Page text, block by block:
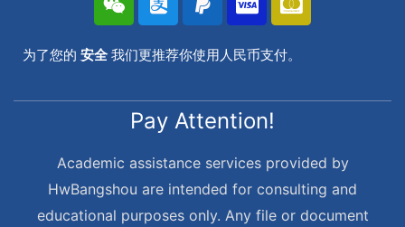
为了您的 安全 我们更推荐你使用人民币支付。
Pay Attention!
Academic assistance services provided by
HwBangshou are intended for consulting and
educational purposes only. Any file or document